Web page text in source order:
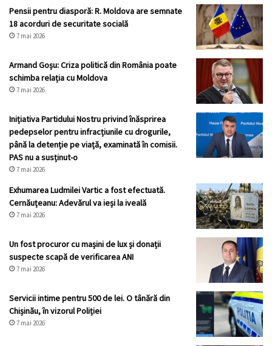
Pensii pentru diasporă: R. Moldova are semnate
18 acorduri de securitate socială
7 mai 2026
Armand Goșu: Criza politică din România poate
schimba relația cu Moldova
7 mai 2026
Inițiativa Partidului Nostru privind înăsprirea
pedepselor pentru infracțiunile cu drogurile,
până la detenție pe viață, examinată în comisii.
PAS nu a susținut-o
7 mai 2026
Exhumarea Ludmilei Vartic a fost efectuată.
Cernăuțeanu: Adevărul va ieși la iveală
7 mai 2026
Un fost procuror cu mașini de lux și donații
suspecte scapă de verificarea ANI
7 mai 2026
Servicii intime pentru 500 de lei. O tânără din
Chișinău, în vizorul Poliției
7 mai 2026